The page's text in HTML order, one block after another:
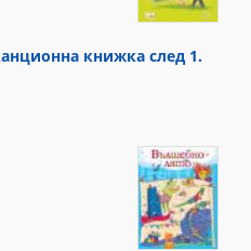
книжка след 1.